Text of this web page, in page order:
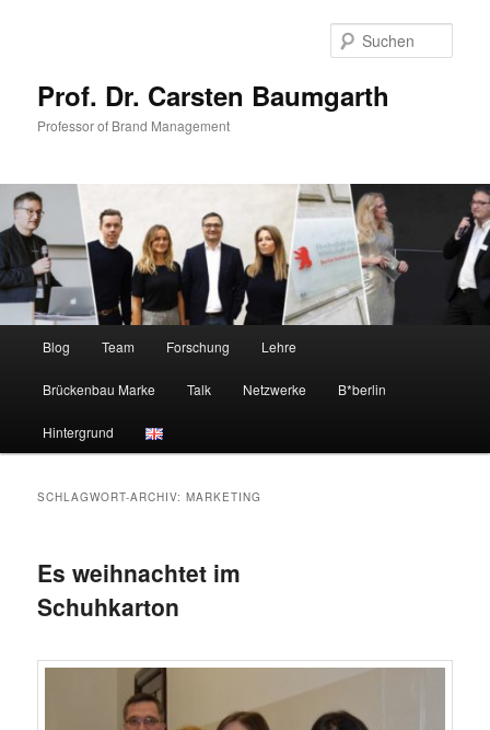
Prof. Dr. Carsten Baumgarth
Professor of Brand Management
Blog Team Forschung Lehre
Brückenbau Marke Talk Netzwerke B*berlin
Hintergrund
SCHLAGWORT-ARCHIV:MARKETING
Es weihnachtet im
Schuhkarton